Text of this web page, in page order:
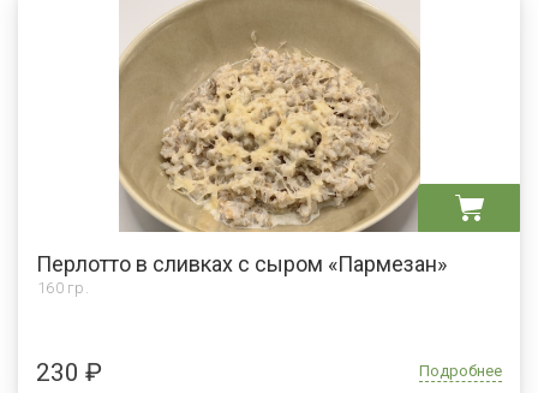
Перлотто в сливках с сыром «Пармезан»
160 гр.
230 ₽ Подробнее